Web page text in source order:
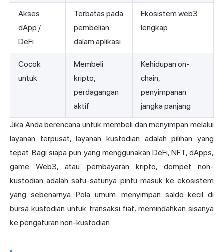
Akses
dApp /
DeFi
Terbatas pada
pembelian
dalam aplikasi.
Ekosistem web3
lengkap
Cocok
untuk
Membeli
kripto,
perdagangan
aktif
Kehidupan on-
chain,
penyimpanan
jangka panjang
Jika Anda berencana untuk membeli dan menyimpan melalui
layanan terpusat, layanan kustodian adalah pilihan yang
tepat. Bagi siapa pun yang menggunakan DeFi, NFT, dApps,
game Web3, atau pembayaran kripto, dompet non-
kustodian adalah satu-satunya pintu masuk ke ekosistem
yang sebenarnya. Pola umum: menyimpan saldo kecil di
bursa kustodian untuk transaksi fiat, memindahkan sisanya
ke pengaturan non-kustodian.